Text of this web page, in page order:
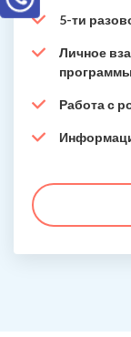
5-ти
Личное
программы
Работа с